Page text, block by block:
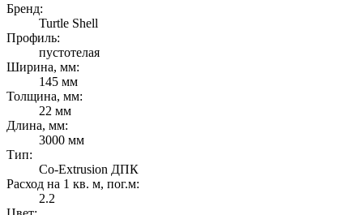
Бренд:
Turtle Shell
Профиль:
пустотелая
Ширина, мм:
145 мм
Толщина, мм:
22 мм
Длина, мм:
3000 мм
Тип:
Co-Extrusion ДПК
Расход на 1 кв. м, пог.м:
2.2